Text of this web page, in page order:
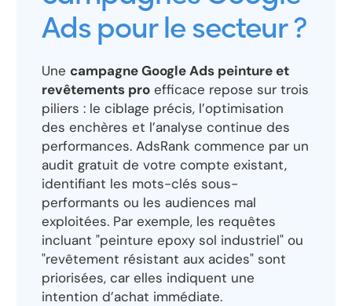
Ads pour le secteur ?
Une campagne Google Ads peinture et
revêtements pro efficace repose sur trois
piliers : le ciblage précis, l’optimisation
des enchères et l’analyse continue des
performances. AdsRank commence par un
audit gratuit de votre compte existant,
identifiant les mots-clés sous-
performants ou les audiences mal
exploitées. Par exemple, les requêtes
incluant "peinture epoxy sol industriel" ou
"revêtement résistant aux acides" sont
priorisées, car elles indiquent une
intention d’achat immédiate.